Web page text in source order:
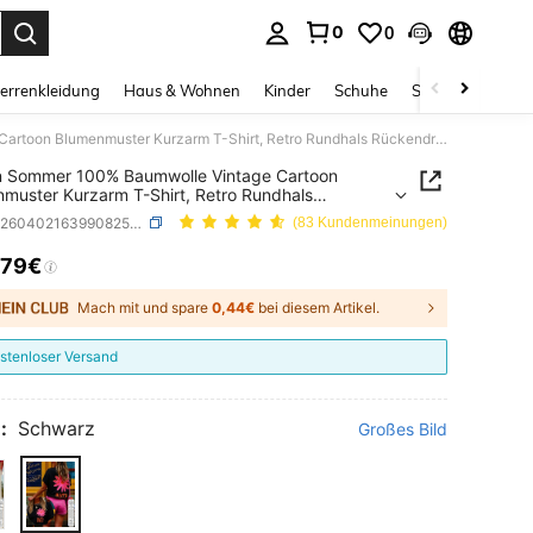
0 0
Haus & Wohnen Kinder Schuhe Schmuck &
Damen Sommer 100% Baumwolle Vintage Cartoon Blumenmuster Kurzarm T-Shirt, Retro Rundhals Rückendruck Lässig Alltag Streetwear Top Urlaub Schwarz
Sommer 100% Baumwolle Vintage Cartoon
Kurzarm T-Shirt, Retro Rundhals
Lässig Alltag Streetwear Top Urlaub
SKU: sz260402163990825494655 (83 Kundenmeinungen)
AND AVAILABILITY
Mach mit und spare 0,44€ bei diesem Artikel.
Versand
Schwarz Großes Bild